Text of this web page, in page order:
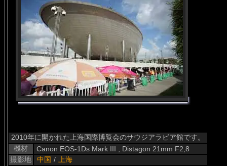
2010年に開かれた上海国際博覧会のサウジアラビア館です。
機材
Canon EOS-1Ds Mark III , Distagon 21mm F2,8
撮影地
中国 /
上海